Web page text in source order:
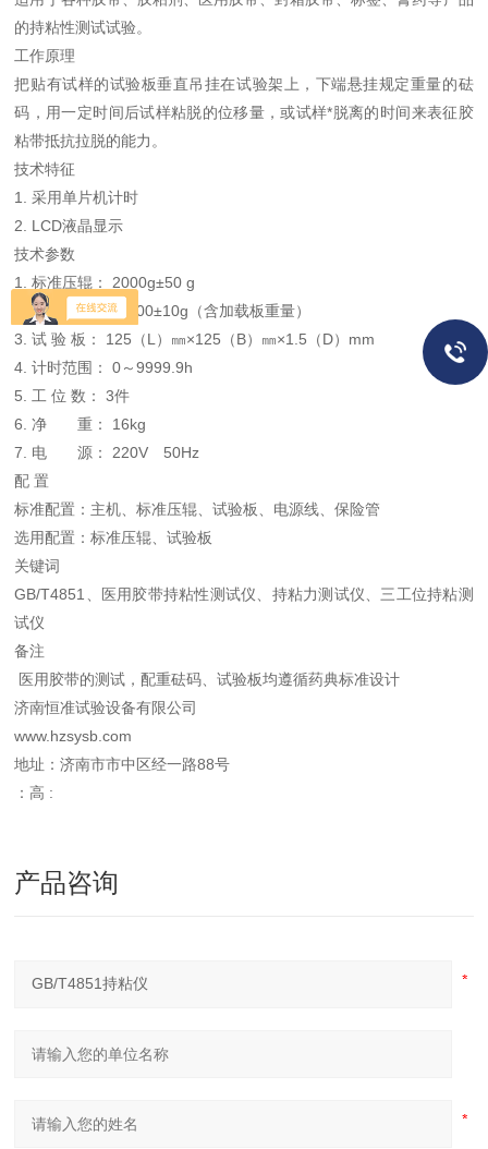
的持粘性测试试验。
工作原理
把贴有试样的试验板垂直吊挂在试验架上，下端悬挂规定重量的砝
码，用一定时间后试样粘脱的位移量，或试样*脱离的时间来表征胶
粘带抵抗拉脱的能力。
技术特征
1. 采用单片机计时
2. LCD液晶显示
技术参数
1. 标准压辊： 2000g±50 g
2．砝 码： 1000±10g（含加载板重量）
3. 试 验 板： 125（L）㎜×125（B）㎜×1.5（D）mm
4. 计时范围： 0～9999.9h
5. 工 位 数： 3件
6. 净 重： 16kg
7. 电 源： 220V 50Hz
配 置
标准配置：主机、标准压辊、试验板、电源线、保险管
选用配置：标准压辊、试验板
关键词
GB/T4851、医用胶带持粘性测试仪、持粘力测试仪、三工位持粘测
试仪
备注
医用胶带的测试，配重砝码、试验板均遵循药典标准设计
济南恒准试验设备有限公司
www.hzsysb.com
地址：济南市市中区经一路88号
：高 :
产品咨询